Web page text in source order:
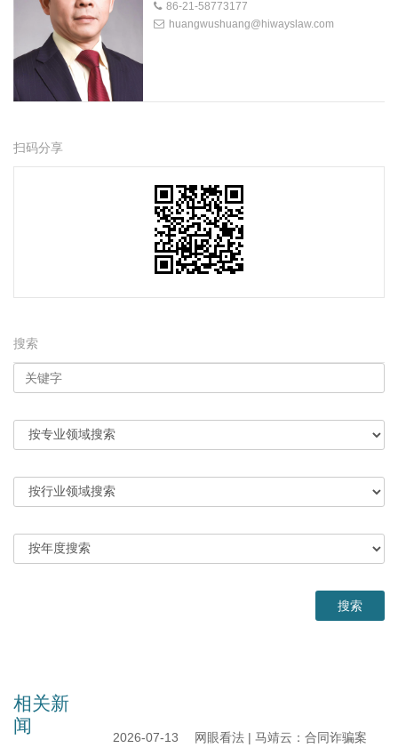
86-21-58773177
huangwushuang@hiwayslaw.com
扫码分享
搜索
相关新
闻
2026-07-13
网眼看法 | 马靖云：合同诈骗案